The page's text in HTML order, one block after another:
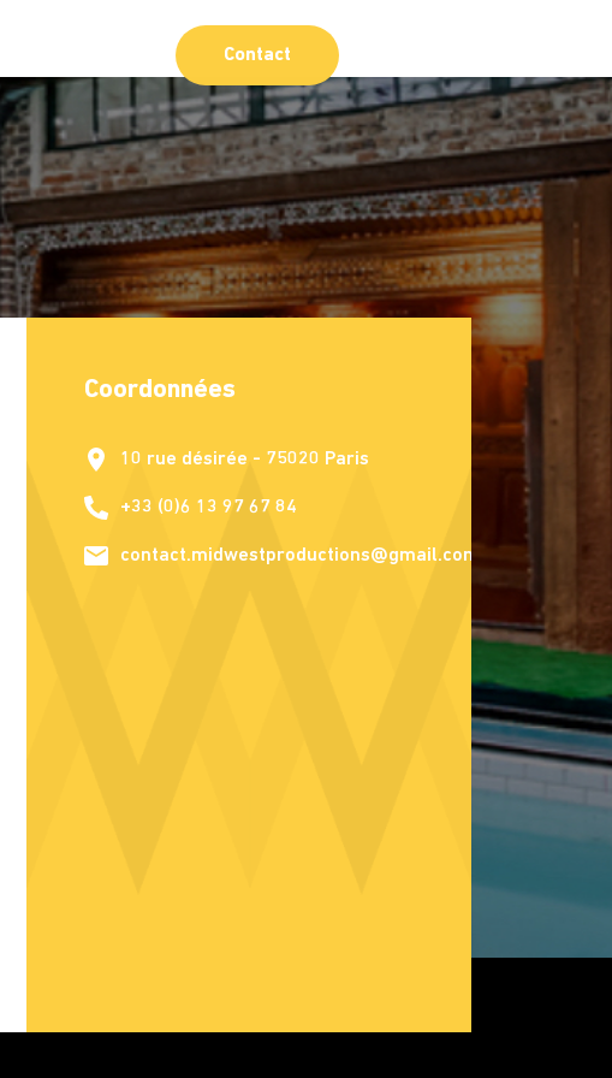
Contact
Coordonnées
10 rue désirée - 75020 Paris
+33 (0)6 13 97 67 84
contact.midwestproductions@gmail.com